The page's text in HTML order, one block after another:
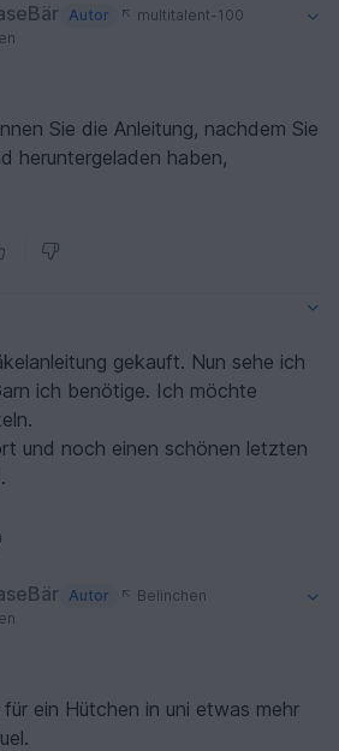
Autor
multitalent-100
Sie die Anleitung, nachdem Sie
heruntergeladen haben,
gekauft. Nun sehe ich
ich benötige. Ich möchte
und noch einen schönen letzten
Autor
Belinchen
ein Hütchen in uni etwas mehr